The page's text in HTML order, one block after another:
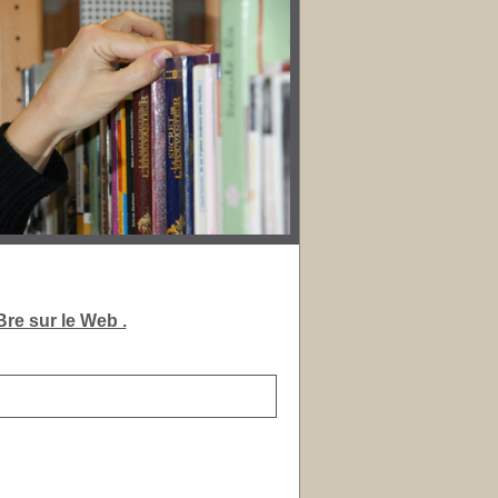
sur le Web .